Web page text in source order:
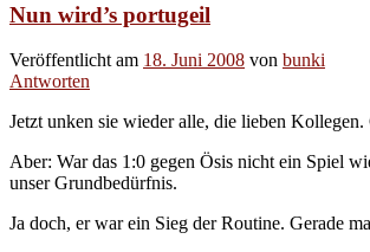
Nun wird’s portugeil
Veröffentlicht am 18. Juni 2008 von bunki
Antworten
Jetzt unken sie wieder alle, die lieben
Aber: War das 1:0 gegen Ösis nicht ein Spiel
unser Grundbedürfnis.
Ja doch, er war ein Sieg der Routine. Gerade